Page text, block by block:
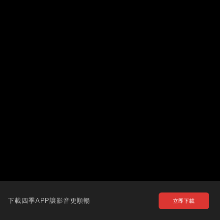
下載四季APP讓影音更順暢 立即下載